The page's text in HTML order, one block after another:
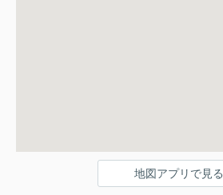
地図アプリで見る